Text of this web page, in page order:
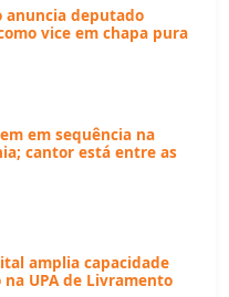
anuncia deputado
vice em chapa pura
em sequência na
cantor está entre as
amplia capacidade
UPA de Livramento